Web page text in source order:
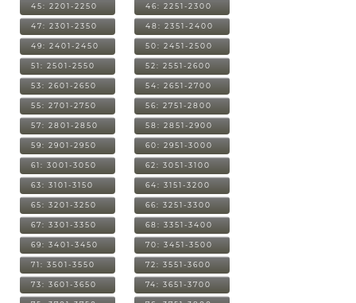
45: 2201-2250 46: 2251-2300
47: 2301-2350 48: 2351-2400
49: 2401-2450 50: 2451-2500
51: 2501-2550 52: 2551-2600
53: 2601-2650 54: 2651-2700
55: 2701-2750 56: 2751-2800
57: 2801-2850 58: 2851-2900
59: 2901-2950 60: 2951-3000
61: 3001-3050 62: 3051-3100
63: 3101-3150 64: 3151-3200
65: 3201-3250 66: 3251-3300
67: 3301-3350 68: 3351-3400
69: 3401-3450 70: 3451-3500
71: 3501-3550 72: 3551-3600
73: 3601-3650 74: 3651-3700